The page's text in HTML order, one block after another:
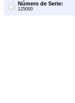
Número de Serie:
125000